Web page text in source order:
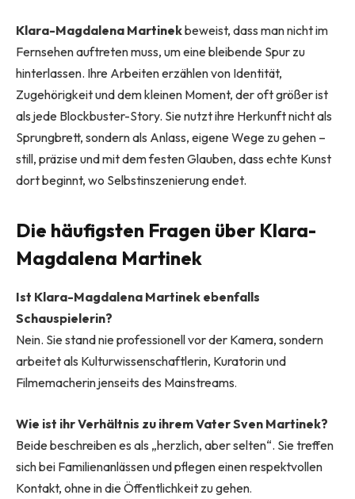
Klara-Magdalena Martinekbeweist, dass man nicht im
Fernsehen auftreten muss, um eine bleibende Spur zu
hinterlassen. Ihre Arbeiten erzählen von Identität,
Zugehörigkeit und dem kleinen Moment, der oft größer ist
als jede Blockbuster-Story. Sie nutzt ihre Herkunft nicht als
Sprungbrett, sondern als Anlass, eigene Wege zu gehen –
still, präzise und mit dem festen Glauben, dass echte Kunst
dort beginnt, wo Selbstinszenierung endet.
Die häufigsten Fragen über Klara-
Magdalena Martinek
Ist Klara-Magdalena Martinek ebenfalls
Schauspielerin?
Nein. Sie stand nie professionell vor der Kamera, sondern
arbeitet als Kulturwissenschaftlerin, Kuratorin und
Filmemacherin jenseits des Mainstreams.
Wie ist ihr Verhältnis zu ihrem Vater Sven Martinek?
Beide beschreiben es als „herzlich, aber selten“. Sie treffen
sich bei Familienanlässen und pflegen einen respektvollen
Kontakt, ohne in die Öffentlichkeit zu gehen.